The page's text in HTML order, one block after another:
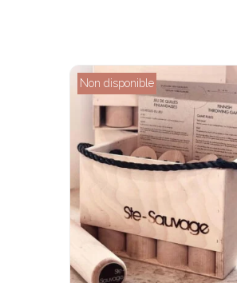
Non disponible